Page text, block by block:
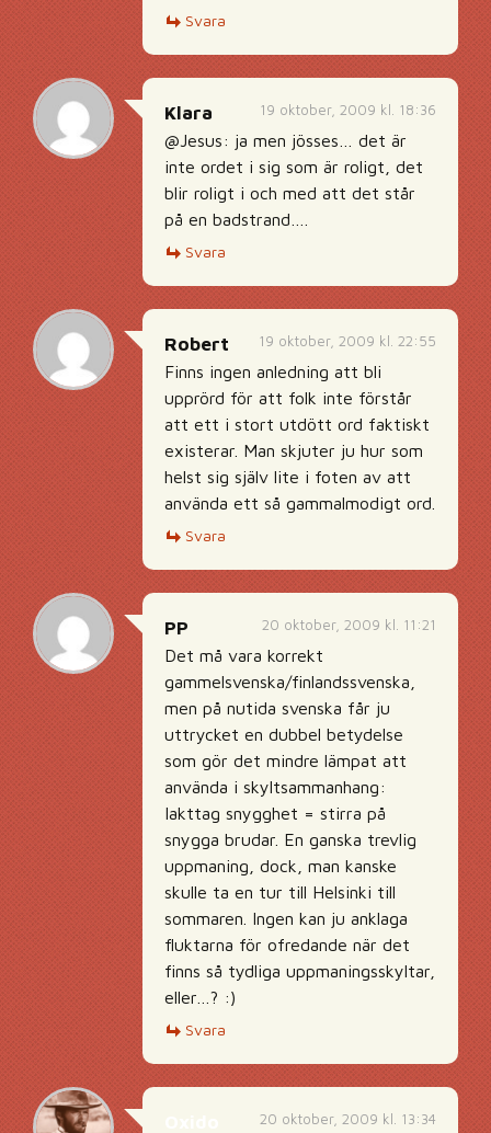
Svara
19 oktober, 2009 kl. 18:36
Klara
@Jesus: ja men jösses… det är
inte ordet i sig som är roligt, det
blir roligt i och med att det står
på en badstrand….
Svara
19 oktober, 2009 kl. 22:55
Robert
Finns ingen anledning att bli
upprörd för att folk inte förstår
att ett i stort utdött ord faktiskt
existerar. Man skjuter ju hur som
helst sig själv lite i foten av att
använda ett så gammalmodigt ord.
Svara
20 oktober, 2009 kl. 11:21
PP
Det må vara korrekt
gammelsvenska/finlandssvenska,
men på nutida svenska får ju
uttrycket en dubbel betydelse
som gör det mindre lämpat att
använda i skyltsammanhang:
Iakttag snygghet = stirra på
snygga brudar. En ganska trevlig
uppmaning, dock, man kanske
skulle ta en tur till Helsinki till
sommaren. Ingen kan ju anklaga
fluktarna för ofredande när det
finns så tydliga uppmaningsskyltar,
eller…? :)
Svara
20 oktober, 2009 kl. 13:34